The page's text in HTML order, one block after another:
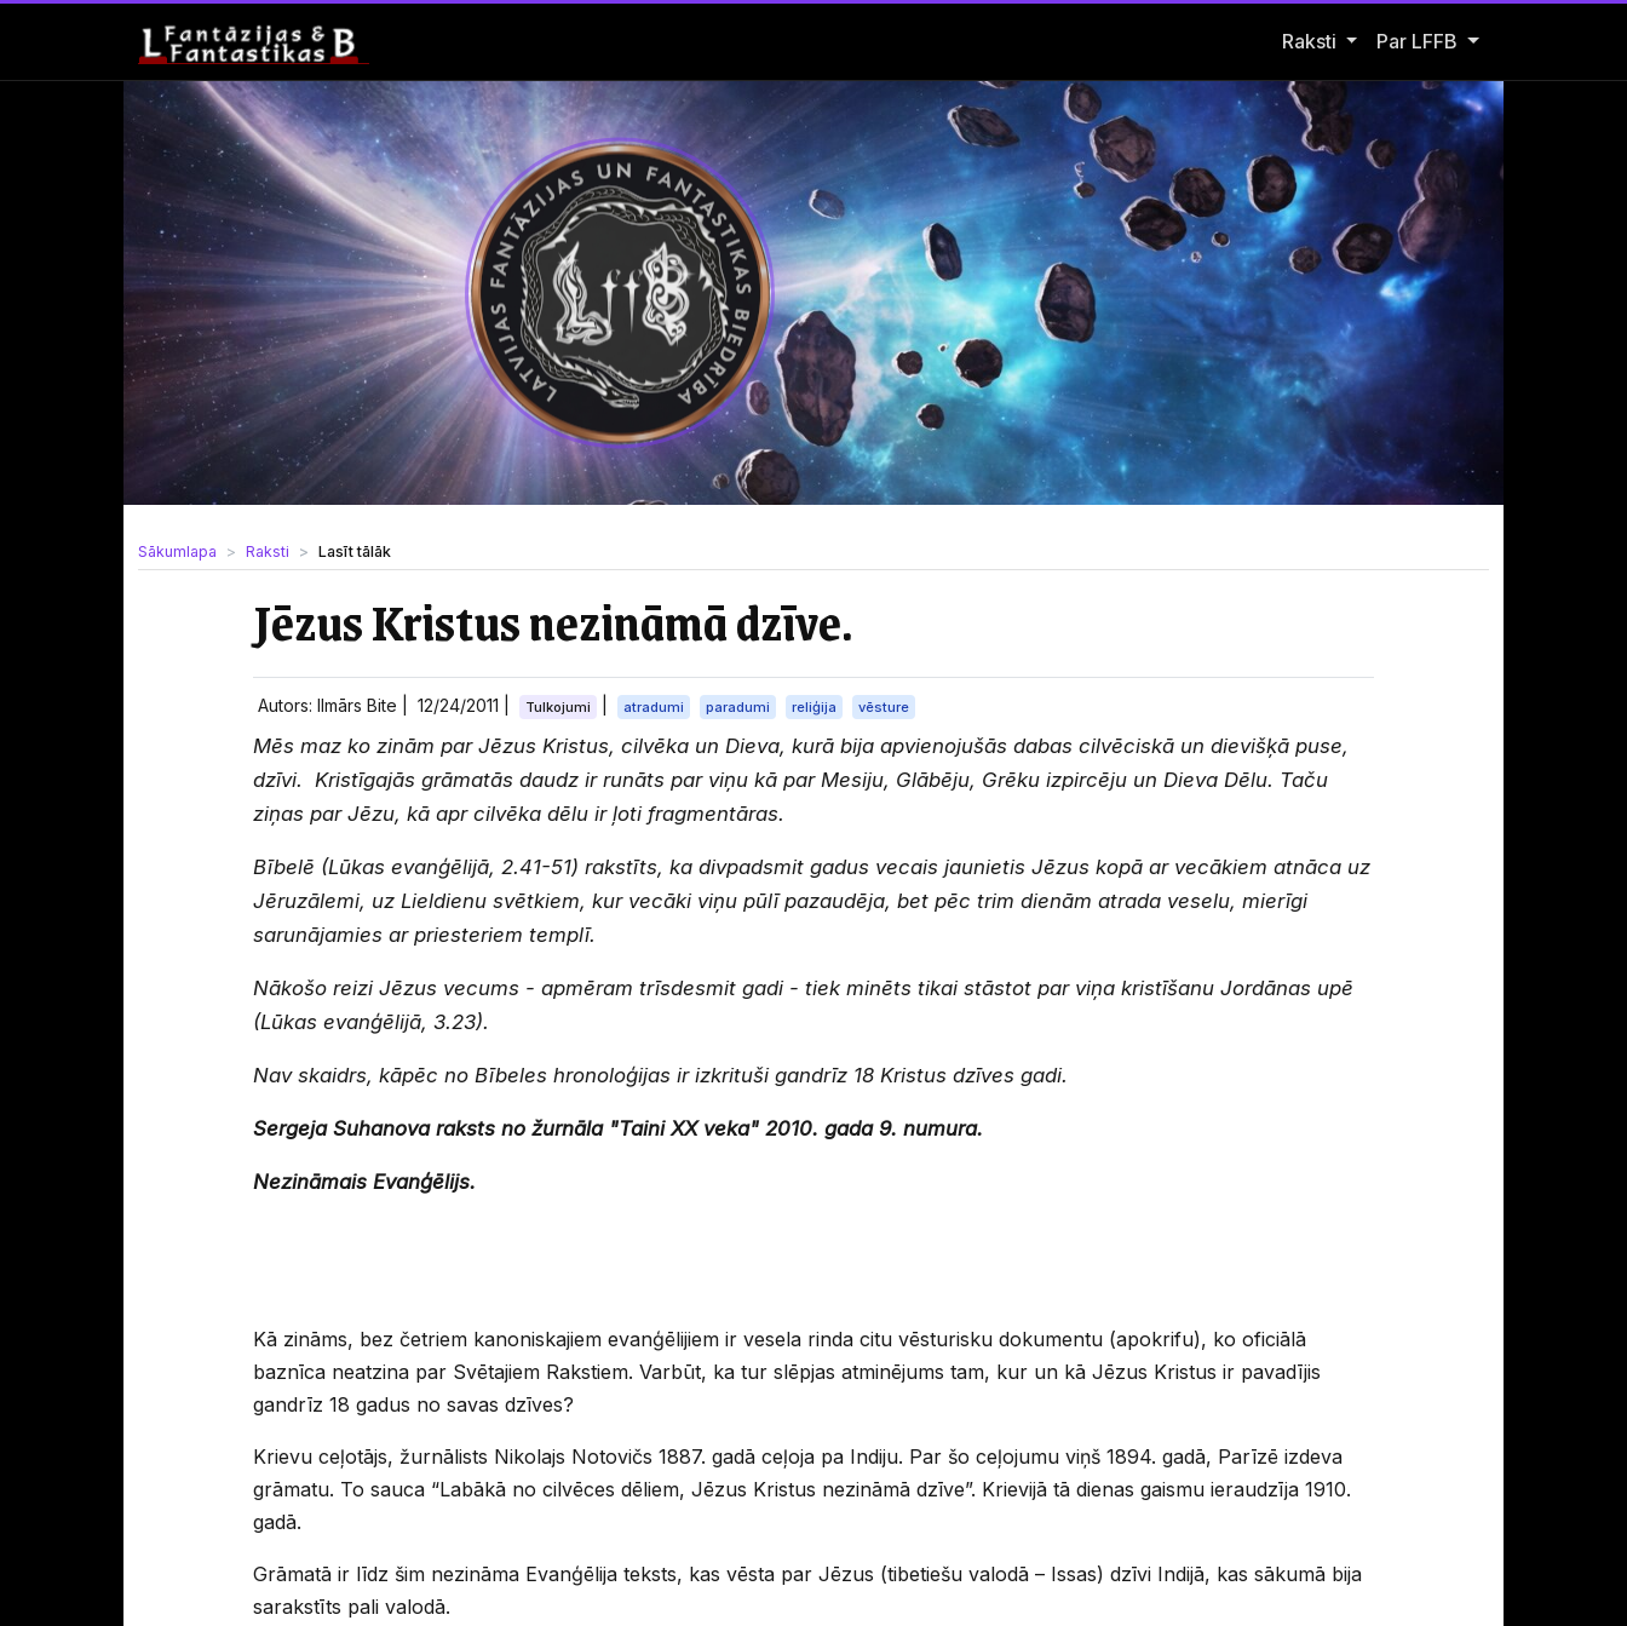
Raksti Open Raksti submenu
Par LFFB
Sākumlapa Raksti Lasīt tālāk
Jēzus Kristus nezināmā dzīve.
Autors: Ilmārs Bite | 12/24/2011 Tulkojumi atradumi paradumi reliģija vēsture
Mēs maz ko zinām par Jēzus Kristus, cilvēka un Dieva, kurā bija apvienojušās dabas cilvēciskā un dievišķā puse,
dzīvi. Kristīgajās grāmatās daudz ir runāts par viņu kā par Mesiju, Glābēju, Grēku izpircēju un Dieva Dēlu. Taču
ziņas par Jēzu, kā apr cilvēka dēlu ir ļoti fragmentāras.
Bībelē (Lūkas evanģēlijā, 2.41-51) rakstīts, ka divpadsmit gadus vecais jaunietis Jēzus kopā ar vecākiem atnāca uz
Jēruzālemi, uz Lieldienu svētkiem, kur vecāki viņu pūlī pazaudēja, bet pēc trim dienām atrada veselu, mierīgi
sarunājamies ar priesteriem templī.
Nākošo reizi Jēzus vecums - apmēram trīsdesmit gadi - tiek minēts tikai stāstot par viņa kristīšanu Jordānas upē
(Lūkas evanģēlijā, 3.23).
Nav skaidrs, kāpēc no Bībeles hronoloģijas ir izkrituši gandrīz 18 Kristus dzīves gadi.
Sergeja Suhanova raksts no žurnāla "Taini XX veka" 2010. gada 9. numura.
Nezināmais Evanģēlijs.
Kā zināms, bez četriem kanoniskajiem evanģēlijiem ir vesela rinda citu vēsturisku dokumentu (apokrifu), ko oficiālā
baznīca neatzina par Svētajiem Rakstiem. Varbūt, ka tur slēpjas atminējums tam, kur un kā Jēzus Kristus ir pavadījis
gandrīz 18 gadus no savas dzīves?
Krievu ceļotājs, žurnālists Nikolajs Notovičs 1887. gadā ceļoja pa Indiju. Par šo ceļojumu viņš 1894. gadā, Parīzē izdeva
grāmatu. To sauca “Labākā no cilvēces dēliem, Jēzus Kristus nezināmā dzīve”. Krievijā tā dienas gaismu ieraudzīja 1910.
gadā.
Grāmatā ir līdz šim nezināma Evanģēlija teksts, kas vēsta par Jēzus (tibetiešu valodā – Issas) dzīvi Indijā, kas sākumā bija
sarakstīts pali valodā.